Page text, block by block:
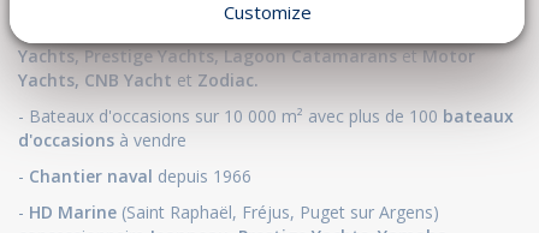
- Distributeur des plus grandes marques:
Yachts,Prestige Yachts, Lagoon CatamaransetMotor
Yachts, CNB Yacht et Zodiac.
- Bateaux d'occasions sur 10 000 m² avec plus de 100 bateaux
d'occasions à vendre
- Chantier naval depuis 1966
- HD Marine (Saint Raphaël, Fréjus, Puget sur Argens)
Customize